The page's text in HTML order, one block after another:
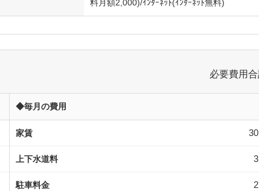
料月額2,000)/ｲﾝﾀｰﾈｯﾄ(ｲﾝﾀｰﾈｯﾄ無料)
必要費用
◆毎月の費用
家賃
上下水道料
駐車料金